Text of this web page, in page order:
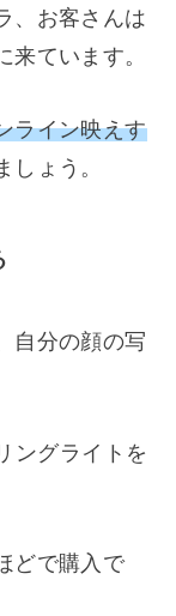
、お客さんは
ています。
ライン映えす
しょう。
自分の顔の写
ングライトを
どで購入で